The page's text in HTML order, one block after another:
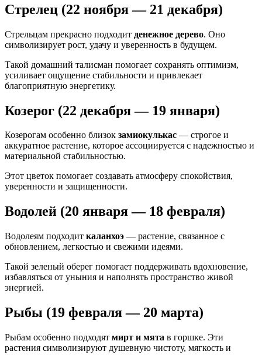
Стрелец (22 ноября — 21 декабря)
Стрельцам прекрасно подходит денежное дерево. Оно
символизирует рост, удачу и уверенность в будущем.
Такой домашний талисман помогает сохранять оптимизм,
усиливает ощущение стабильности и привлекает
благоприятную энергетику.
Козерог (22 декабря — 19 января)
Козерогам особенно близок замиокулькас — строгое и
аккуратное растение, которое ассоциируется с надежностью и
материальной стабильностью.
Этот цветок помогает создавать атмосферу спокойствия,
уверенности и защищенности.
Водолей (20 января — 18 февраля)
Водолеям подходит каланхоэ — растение, связанное с
обновлением, легкостью и свежими идеями.
Такой зеленый оберег помогает поддерживать вдохновение,
избавляться от уныния и наполнять пространство живой
энергией.
Рыбы (19 февраля — 20 марта)
Рыбам особенно подходят мирт и мята в горшке. Эти
растения символизируют душевную чистоту, мягкость и